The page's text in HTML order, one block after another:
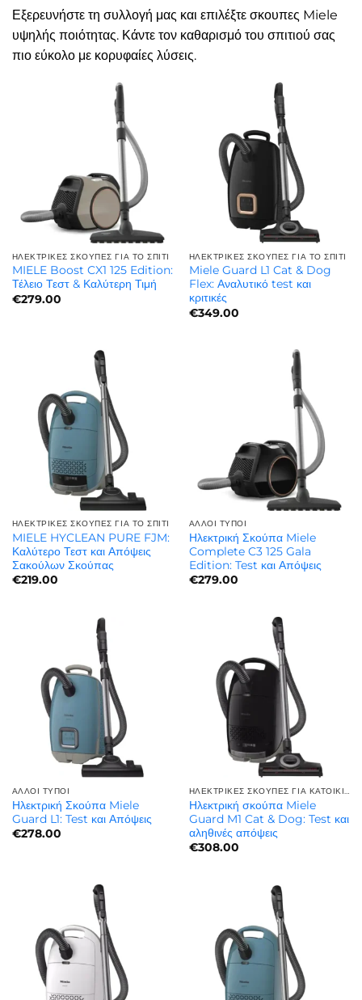
Εξερευνήστε τη συλλογή μας και επιλέξτε σκουπες Miele
υψηλής ποιότητας. Κάντε τον καθαρισμό του σπιτιού σας
πιο εύκολο με κορυφαίες λύσεις.
ΗΛΕΚΤΡΙΚΈΣ ΣΚΟΎΠΕΣ ΓΙΑ ΤΟ ΣΠΊΤΙ
MIELE Boost CX1 125 Edition:
Τέλειο Τεστ & Καλύτερη Τιμή
€279.00
ΗΛΕΚΤΡΙΚΈΣ ΣΚΟΎΠΕΣ ΓΙΑ ΤΟ ΣΠΊΤΙ
Miele Guard L1 Cat & Dog
Flex: Αναλυτικό test και
κριτικές
€349.00
ΗΛΕΚΤΡΙΚΈΣ ΣΚΟΎΠΕΣ ΓΙΑ ΤΟ ΣΠΊΤΙ
MIELE HYCLEAN PURE FJM:
Καλύτερο Τεστ και Απόψεις
Σακούλων Σκούπας
€219.00
ΆΛΛΟΙ ΤΎΠΟΙ
Ηλεκτρική Σκούπα Miele
Complete C3 125 Gala
Edition: Test και Απόψεις
€279.00
ΆΛΛΟΙ ΤΎΠΟΙ
Ηλεκτρική Σκούπα Miele
Guard L1: Test και Απόψεις
€278.00
ΗΛΕΚΤΡΙΚΈΣ ΣΚΟΎΠΕΣ ΓΙΑ ΚΑΤΟΙΚΊΔΙΑ | ΓΙΑ ΤΡΊΧΕΣ ΚΑΤΟΙΚΙΔΊΩΝ
Ηλεκτρική σκούπα Miele
Guard M1 Cat & Dog: Test και
αληθινές απόψεις
€308.00